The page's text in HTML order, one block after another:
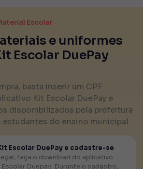
Escolar
e uniformes
Escolar DuePay
basta inserir um CPF
Kit Escolar DuePay e
disponibilizados pela prefeitura
estudantes do ensino municipal.
Escolar DuePay e cadastre-se
faça o download do aplicativo
Duepay. Durante o cadastro,